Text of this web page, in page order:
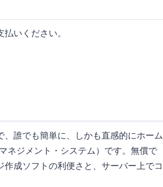
いください。
誰でも簡単に、しかも直感的にホーム
ネジメント・システム）です。無償で
成ソフトの利便さと、サーバー上でコ